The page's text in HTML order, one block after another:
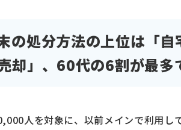
の処分方法の上位は「自
却」、60代の6割が最多
人を対象に、以前メインで利用し